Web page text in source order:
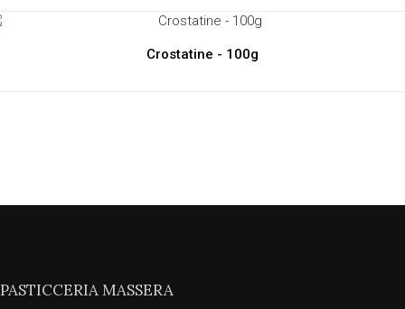
Crostatine - 100g
PASTICCERIA MASSERA